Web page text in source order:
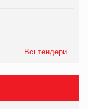
Всі тендери